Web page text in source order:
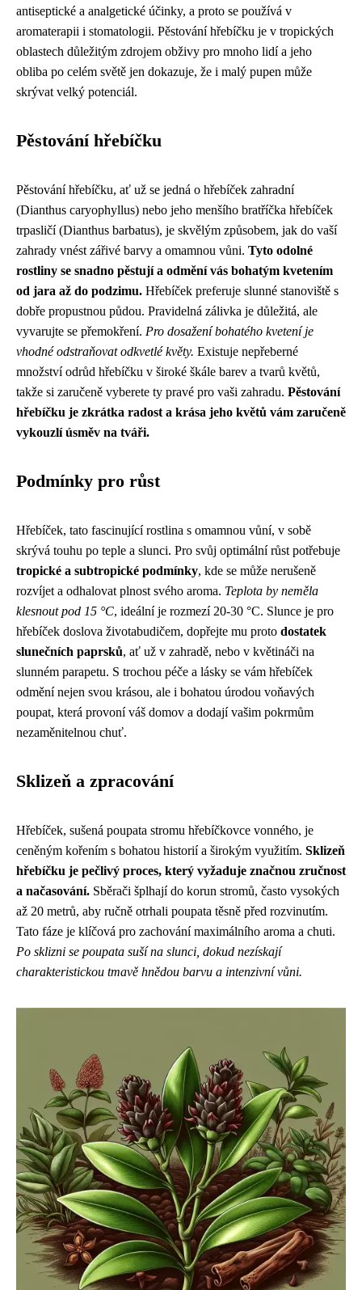
antiseptické a analgetické účinky, a proto se používá v
aromaterapii i stomatologii. Pěstování hřebíčku je v tropických
oblastech důležitým zdrojem obživy pro mnoho lidí a jeho
obliba po celém světě jen dokazuje, že i malý pupen může
skrývat velký potenciál.
Pěstování hřebíčku
Pěstování hřebíčku, ať už se jedná o hřebíček zahradní
(Dianthus caryophyllus) nebo jeho menšího bratříčka hřebíček
trpasličí (Dianthus barbatus), je skvělým způsobem, jak do vaší
zahrady vnést zářivé barvy a omamnou vůni. Tyto odolné
rostliny se snadno pěstují a odmění vás bohatým kvetením
od jara až do podzimu. Hřebíček preferuje slunné stanoviště s
dobře propustnou půdou. Pravidelná zálivka je důležitá, ale
vyvarujte se přemokření. Pro dosažení bohatého kvetení je
vhodné odstraňovat odkvetlé květy. Existuje nepřeberné
množství odrůd hřebíčku v široké škále barev a tvarů květů,
takže si zaručeně vyberete ty pravé pro vaši zahradu. Pěstování
hřebíčku je zkrátka radost a krása jeho květů vám zaručeně
vykouzlí úsměv na tváři.
Podmínky pro růst
Hřebíček, tato fascinující rostlina s omamnou vůní, v sobě
skrývá touhu po teple a slunci. Pro svůj optimální růst potřebuje
tropické a subtropické podmínky, kde se může nerušeně
rozvíjet a odhalovat plnost svého aroma. Teplota by neměla
klesnout pod 15 °C, ideální je rozmezí 20-30 °C. Slunce je pro
hřebíček doslova životabudičem, dopřejte mu proto dostatek
slunečních paprsků, ať už v zahradě, nebo v květináči na
slunném parapetu. S trochou péče a lásky se vám hřebíček
odmění nejen svou krásou, ale i bohatou úrodou voňavých
poupat, která provoní váš domov a dodají vašim pokrmům
nezaměnitelnou chuť.
Sklizeň a zpracování
Hřebíček, sušená poupata stromu hřebíčkovce vonného, je
ceněným kořením s bohatou historií a širokým využitím. Sklizeň
hřebíčku je pečlivý proces, který vyžaduje značnou zručnost
a načasování. Sběrači šplhají do korun stromů, často vysokých
až 20 metrů, aby ručně otrhali poupata těsně před rozvinutím.
Tato fáze je klíčová pro zachování maximálního aroma a chuti.
Po sklizni se poupata suší na slunci, dokud nezískají
charakteristickou tmavě hnědou barvu a intenzivní vůni.